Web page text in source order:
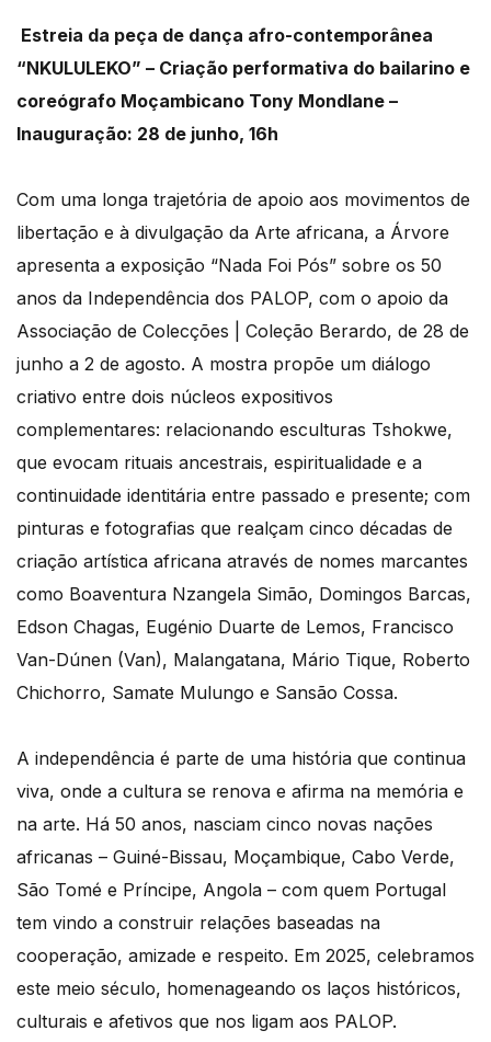
Estreia da peça de dança afro-contemporânea
“NKULULEKO” – Criação performativa do bailarino e
coreógrafo Moçambicano Tony Mondlane –
Inauguração: 28 de junho, 16h
Com uma longa trajetória de apoio aos movimentos de
libertação e à divulgação da Arte africana, a Árvore
apresenta a exposição “Nada Foi Pós” sobre os 50
anos da Independência dos PALOP, com o apoio da
Associação de Colecções | Coleção Berardo, de 28 de
junho a 2 de agosto. A mostra propõe um diálogo
criativo entre dois núcleos expositivos
complementares: relacionando esculturas Tshokwe,
que evocam rituais ancestrais, espiritualidade e a
continuidade identitária entre passado e presente; com
pinturas e fotografias que realçam cinco décadas de
criação artística africana através de nomes marcantes
como Boaventura Nzangela Simão, Domingos Barcas,
Edson Chagas, Eugénio Duarte de Lemos, Francisco
Van-Dúnen (Van), Malangatana, Mário Tique, Roberto
Chichorro, Samate Mulungo e Sansão Cossa.
A independência é parte de uma história que continua
viva, onde a cultura se renova e afirma na memória e
na arte. Há 50 anos, nasciam cinco novas nações
africanas – Guiné-Bissau, Moçambique, Cabo Verde,
São Tomé e Príncipe, Angola – com quem Portugal
tem vindo a construir relações baseadas na
cooperação, amizade e respeito. Em 2025, celebramos
este meio século, homenageando os laços históricos,
culturais e afetivos que nos ligam aos PALOP.